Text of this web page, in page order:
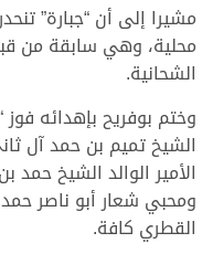
مشيرا إلى أن “جبارة”
محلية، وهي سابقة من
الشحانية.
وختم بوفريح بإهدائه
الشيخ تميم بن حمد آل
الأمير الوالد الشيخ
ومحبي شعار أبو ناصر
القطري كافة.